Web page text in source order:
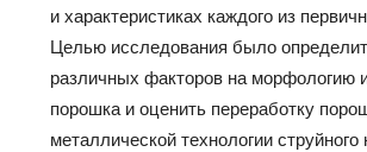
и характеристиках каждого из
Целью исследования было
различных факторов на морфологию
порошка и оценить переработку
металлической технологии струйного